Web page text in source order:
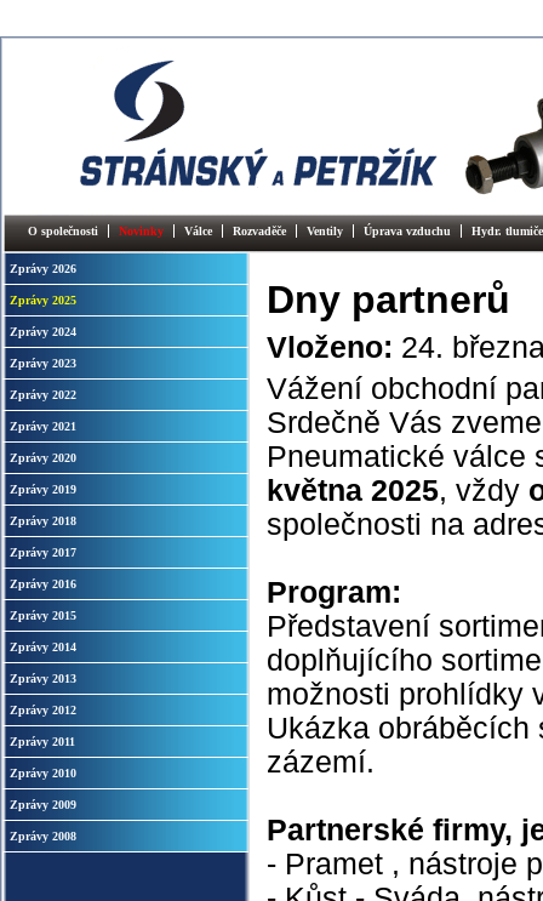
O společnosti Novinky Válce Rozvaděče Ventily Úprava vzduchu Hydr.
Zprávy 2026
Zprávy 2025
Zprávy 2024
Zprávy 2023
Zprávy 2022
Zprávy 2021
Zprávy 2020
Zprávy 2019
Zprávy 2018
Zprávy 2017
Zprávy 2016
Zprávy 2015
Zprávy 2014
Zprávy 2013
Zprávy 2012
Zprávy 2011
Zprávy 2010
Zprávy 2009
Zprávy 2008
Dny partnerů
Vloženo: 24.
Vážení obchodní
Srdečně Vás
Pneumatické válce
května 2025, vždy
společnosti na
Program:
Představení
doplňujícího
možnosti prohlídky
Ukázka obráběcích
zázemí.
Partnerské firmy,
- Pramet , nástroje